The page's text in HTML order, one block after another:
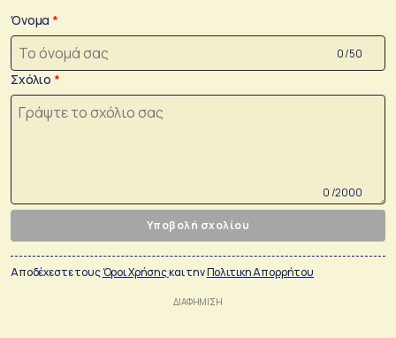
Όνομα
0 /50
Σχόλιο
0 /2000
Υποβολή σχολίου
Αποδέχεστε τουςΌροι Χρήσηςκαι τηνΠολιτικη Απορρήτου